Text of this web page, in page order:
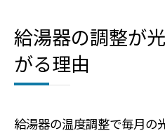
給湯器の調整が
がる理由
給湯器の温度調整で毎月の